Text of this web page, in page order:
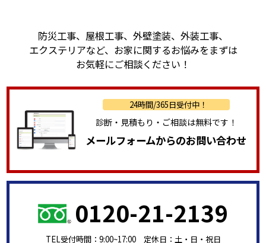
防災工事、屋根工事、外壁塗装、外装工事、
エクステリアなど、 お家に関するお悩みをまずは
お気軽にご相談ください！
24時間/365日受付中！
診断・見積もり・ご相談は無料です！
メールフォームからのお問い合わせ
0120-21-2139
TEL受付時間：9:00~17:00 定休日：土・日・祝日